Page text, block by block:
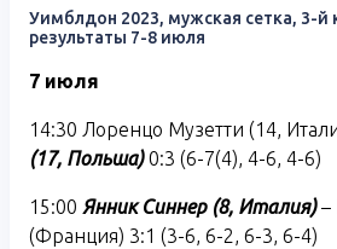
Уимблдон 2023, мужская сетка, 3-й
результаты 7-8 июля
7 июля
14:30 Лоренцо Музетти (14,
(17, Польша)0:3 (6-7(4), 4-6, 4-6)
15:00 Янник Синнер (8, Италия)–
(Франция) 3:1 (3-6, 6-2, 6-3, 6-4)